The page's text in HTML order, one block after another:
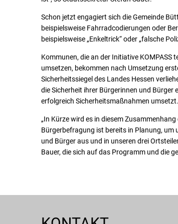
Schon jetzt engagiert sich die Gemeinde
beispielsweise Fahrradcodierungen oder
beispielsweise „Enkeltrick“ oder „falsche
Kommunen, die an der Initiative
umsetzen, bekommen nach Umsetzung
Sicherheitssiegel des Landes Hessen
die Sicherheit ihrer Bürgerinnen und
erfolgreich Sicherheitsmaßnahmen umsetzt.
„In Kürze wird es in diesem
Bürgerbefragung ist bereits in Planung, um
und Bürger aus und in unseren drei
Bauer, die sich auf das Programm und die